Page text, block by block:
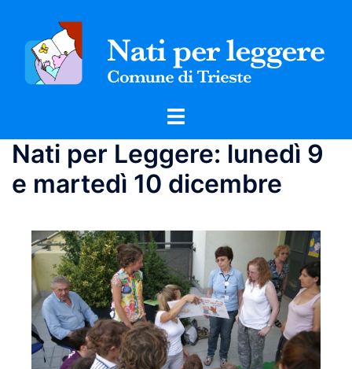
contenuto
Mostra/Nascondi
Nati per Leggere: lunedì 9
e martedì 10 dicembre